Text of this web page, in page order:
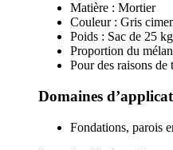
Matière : Mortier
Couleur : Gris
Poids : Sac de 25 kg
Proportion du
Pour des raisons de
Domaines
Fondations, parois